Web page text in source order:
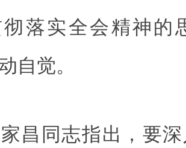
落实全会精神的
自觉。
同志指出，要深